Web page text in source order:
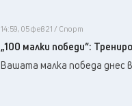
14:59, 05 фев 21 / Спорт
„100 малки победи“:
Вашата малка победа днес